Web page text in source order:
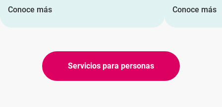
Conoce más Conoce más
Servicios para personas